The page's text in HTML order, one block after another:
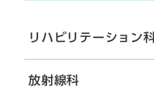
リハビリテーション
放射線科